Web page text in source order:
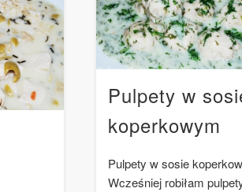
Pulpety w
koperkowym
Pulpety w sosie
Wcześniej robiłam